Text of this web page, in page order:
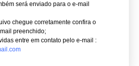
será enviado para o e-mail
chegue corretamente confira o
preenchido;
entre em contato pelo e-mail :